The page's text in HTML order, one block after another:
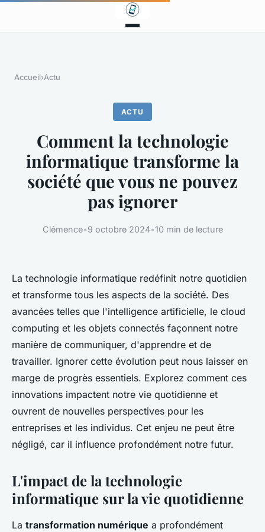
Accueil›Actu
ACTU
Comment la technologie
informatique transforme la
société que vous ne pouvez
pas ignorer
Clémence•9 octobre 2024•10 min de lecture
La technologie informatique redéfinit notre quotidien
et transforme tous les aspects de la société. Des
avancées telles que l'intelligence artificielle, le cloud
computing et les objets connectés façonnent notre
manière de communiquer, d'apprendre et de
travailler. Ignorer cette évolution peut nous laisser en
marge de progrès essentiels. Explorez comment ces
innovations impactent notre vie quotidienne et
ouvrent de nouvelles perspectives pour les
entreprises et les individus. Cet enjeu ne peut être
négligé, car il influence profondément notre futur.
L'impact de la technologie
informatique sur la vie quotidienne
La transformation numérique a profondément